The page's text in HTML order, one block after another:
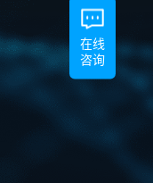
在线
咨询